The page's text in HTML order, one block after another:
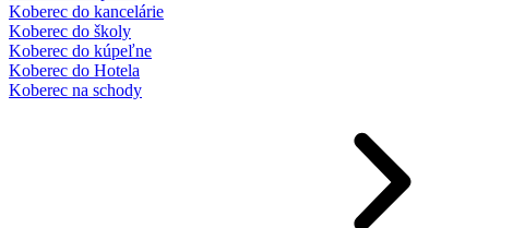
Koberec do kancelárie
Koberec do školy
Koberec do kúpeľne
Koberec do Hotela
Koberec na schody